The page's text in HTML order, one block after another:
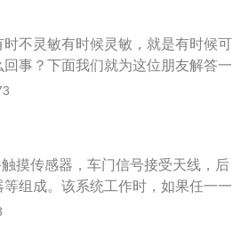
现故障，导致天线无法接收信号或
锁开锁功能受到影响，解决办法就
如果汽车智能钥匙无法解锁车门，
后，然后执行实现开锁和落锁的动
原因有以下几点： 1、汽车周围存
收的信号。解决办法是：将车内部
、钥匙没有电了，钥匙发射不出信
电池后进行试车，看有无故障现
块出现故障，导致天线无法接收信
匙解锁开锁功能受到影响，解决办
还有如果汽车智能钥匙无法解锁车
不灵敏有时候灵敏，就是有时候可
事？下面我们就为这位朋友解答一
解决。 首先我们的汽车钥匙是由发
后，然后执行实现开锁和落锁的动
原因有以下几点： 1、汽车周围存
收的信号。解决办法是：将车内部
、钥匙没有电了，钥匙发射不出信
电池后进行试车，看有无故障现象.
摸传感器，车门信号接受天线，后
组成。该系统工作时，如果任一一
处于失灵状态。 当系统处于失灵状